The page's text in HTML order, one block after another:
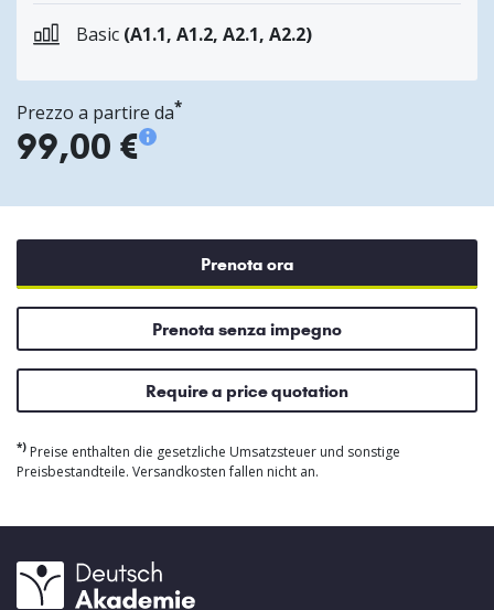
Basic (A1.1, A1.2, A2.1, A2.2)
Prezzo a partire da*
99,00 €
Prenota ora
Prenota senza impegno
Require a price quotation
*) Preise enthalten die gesetzliche Umsatzsteuer und sonstige
Preisbestandteile. Versandkosten fallen nicht an.